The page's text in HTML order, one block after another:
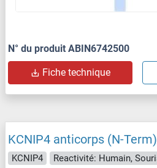
N° du produit ABIN6742500
Fiche technique
KCNIP4 anticorps (N-Term)
KCNIP4